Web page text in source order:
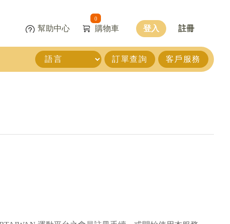
幫助中心
0
購物車 登入 註冊
訂單查詢 客戶服務